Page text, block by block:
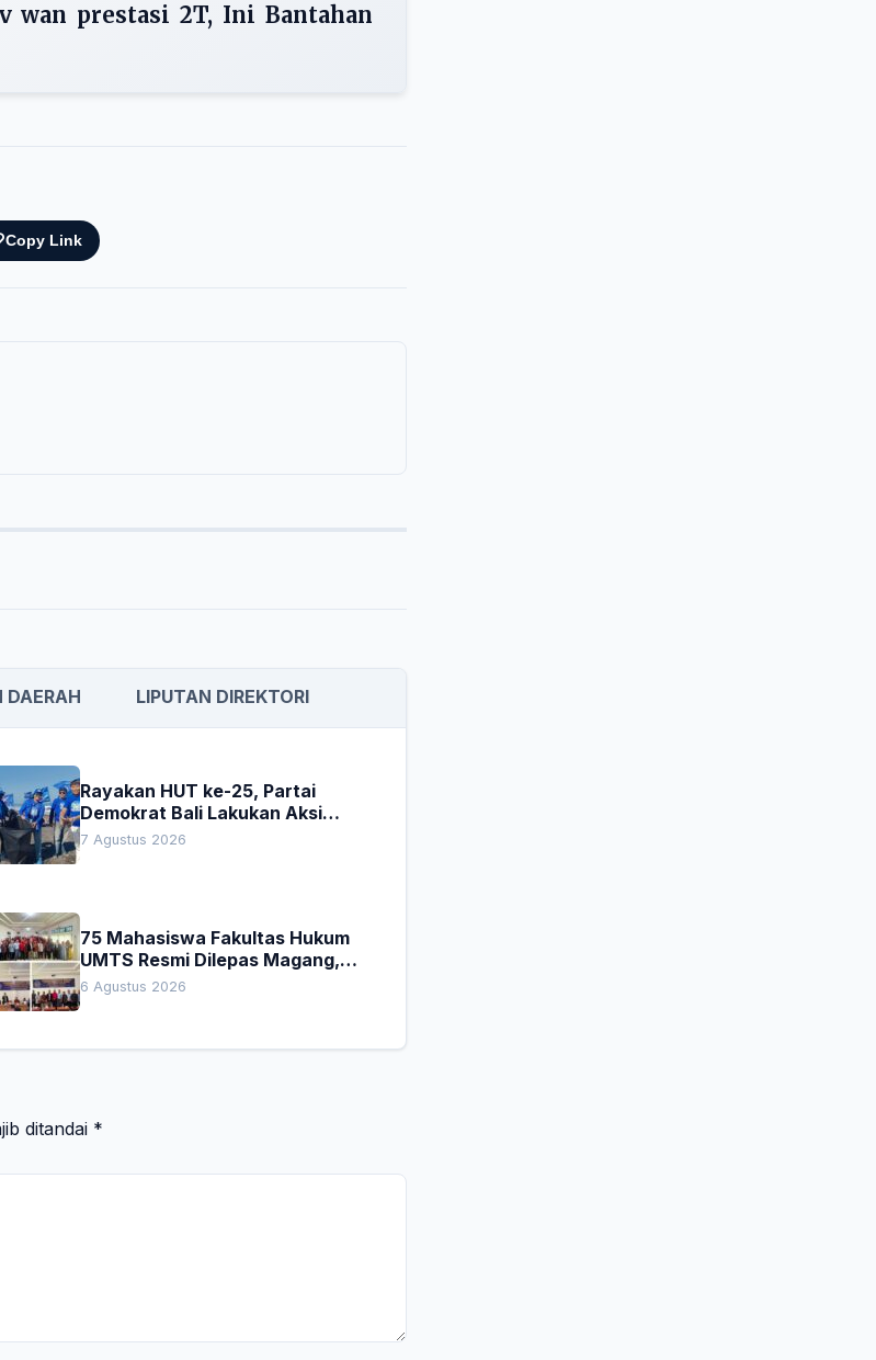
wan prestasi 2T, Ini Bantahan
Copy Link
DAERAH LIPUTAN DIREKTORI
Rayakan HUT ke-25, Partai
Demokrat Bali Lakukan Aksi
Nyata Pelestarian Lingkungan
7 Agustus 2026
75 Mahasiswa Fakultas Hukum
UMTS Resmi Dilepas Magang,
Dekan Titip Empat Pesan
6 Agustus 2026
ditandai *